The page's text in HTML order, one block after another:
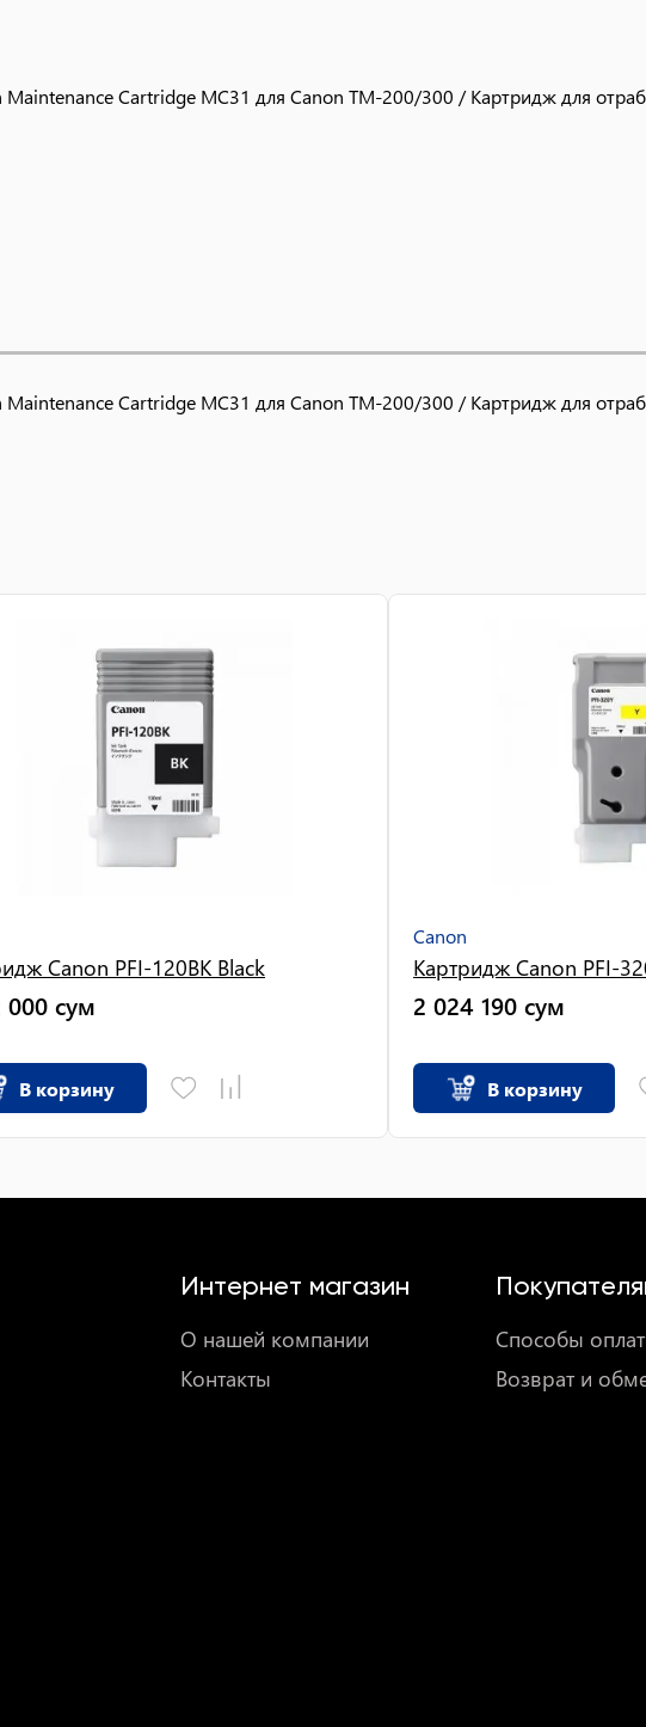
Cartridge MC31 для Canon TM-200/300 / Картридж для
Cartridge MC31 для Canon TM-200/300 / Картридж для
Canon PFI-120BK Black
000 сум
В корзину
Canon
Картридж Canon PFI-
2 024 190 сум
В корзину
Интернет магазин
О нашей компании
Контакты
Способы
Возврат и